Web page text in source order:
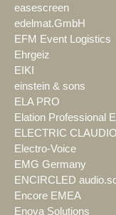
easescreen
edelmat.GmbH
EFM Event Logistics
Ehrgeiz
EIKI
einstein & sons
ELA PRO
Elation Professional
ELECTRIC
Electro-Voice
EMG Germany
ENCIRCLED
Encore EMEA
Enova Solutions